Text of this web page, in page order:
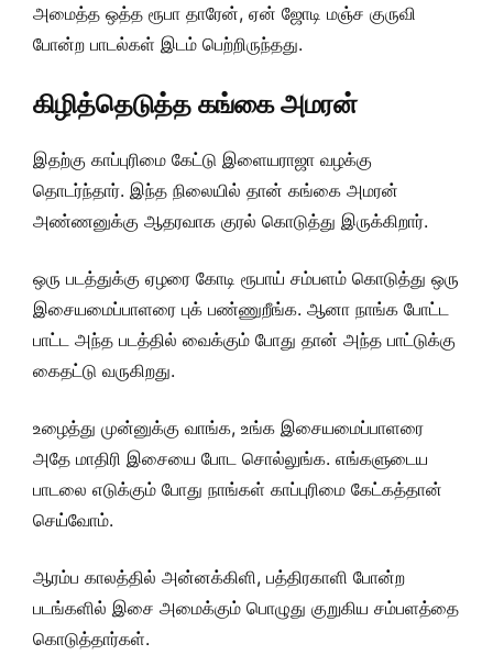
அமைத்த ஒத்த ரூபா தாரேன், ஏன் ஜோடி மஞ்ச குருவி
போன்ற பாடல்கள் இடம் பெற்றிருந்தது.
கிழித்தெடுத்த கங்கை அமரன்
இதற்கு காப்புரிமை கேட்டு இளையராஜா வழக்கு
தொடர்ந்தார். இந்த நிலையில் தான் கங்கை அமரன்
அண்ணனுக்கு ஆதரவாக குரல் கொடுத்து இருக்கிறார்.
ஒரு படத்துக்கு ஏழரை கோடி ரூபாய் சம்பளம் கொடுத்து ஒரு
இசையமைப்பாளரை புக் பண்ணுறீங்க. ஆனா நாங்க போட்ட
பாட்ட அந்த படத்தில் வைக்கும் போது தான் அந்த பாட்டுக்கு
கைதட்டு வருகிறது.
உழைத்து முன்னுக்கு வாங்க, உங்க இசையமைப்பாளரை
அதே மாதிரி இசையை போட சொல்லுங்க. எங்களுடைய
பாடலை எடுக்கும் போது நாங்கள் காப்புரிமை கேட்கத்தான்
செய்வோம்.
ஆரம்ப காலத்தில் அன்னக்கிளி, பத்திரகாளி போன்ற
படங்களில் இசை அமைக்கும் பொழுது குறுகிய சம்பளத்தை
கொடுத்தார்கள்.